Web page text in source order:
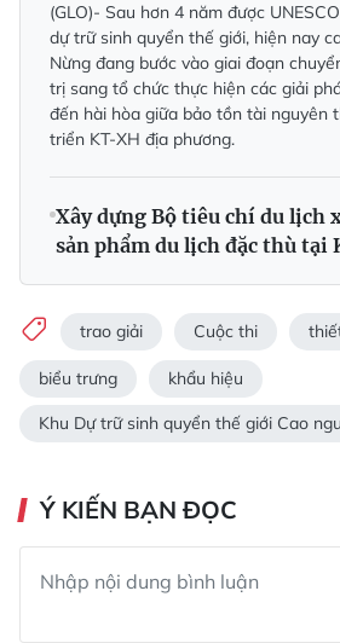
(GLO)- Sau hơn 4 năm được
dự trữ sinh quyển thế giới, hiện nay
Nừng đang bước vào giai đoạn
trị sang tổ chức thực hiện các giải
đến hài hòa giữa bảo tồn tài nguyên
triển KT-XH địa phương.
Xây dựng Bộ tiêu chí du lịch
sản phẩm du lịch đặc thù tại
trao giải Cuộc thi
biểu trưng khẩu hiệu
Khu Dự trữ sinh quyển thế giới Cao
Ý KIẾN BẠN ĐỌC